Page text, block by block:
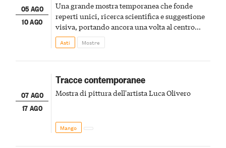
05 AGO
10 AGO
Una grande mostra temporanea che fonde
reperti unici, ricerca scientifica e suggestione
visiva, portando ancora una volta al centro
della scena le meraviglie del passato astigiano
Asti Mostre
07 AGO
17 AGO
Tracce contemporanee
Mostra di pittura dell'artista Luca Olivero
Mango